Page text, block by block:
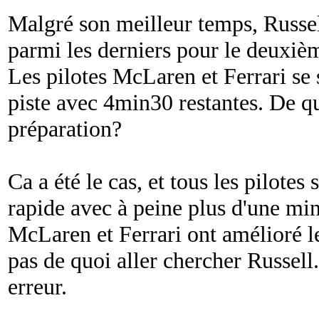
Malgré son meilleur temps,
parmi les derniers pour le
Les pilotes McLaren et Ferrari se
piste avec 4min30 restantes. De
préparation?
Ca a été le cas, et tous les pilotes
rapide avec à peine plus d'une
McLaren et Ferrari ont amélioré
pas de quoi aller chercher
erreur.